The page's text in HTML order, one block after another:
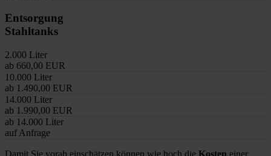
Entsorgung
Stahltanks
2.000 Liter
ab 660,00 EUR
10.000 Liter
ab 1.490,00 EUR
14.000 Liter
ab 1.990,00 EUR
ab 14.000 Liter
auf Anfrage
Damit Sie vorab einschätzen können wie hoch die Kosten einer